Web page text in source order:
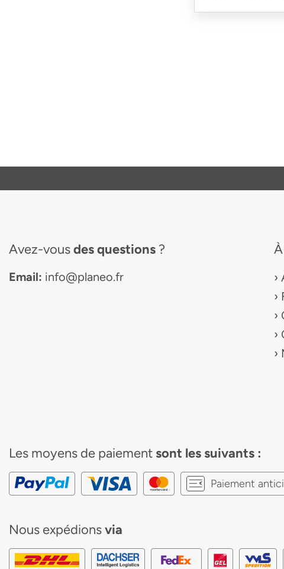
Avez-vousdes questions ?
Email: info@planeo.fr
Les moyens de paiement sont les suivants :
Paiement
Nous expédionsvia